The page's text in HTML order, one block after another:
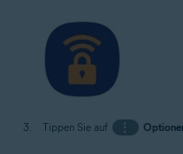
Tippen Sie auf ⋮